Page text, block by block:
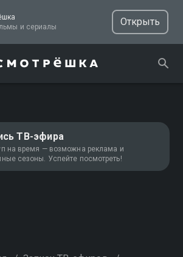
ТВ, фильмы и сериалы
Открыть
ТВ-эфира
на время — возможна реклама и
сезоны. Успейте посмотреть!